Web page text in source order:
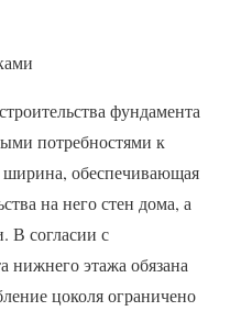
фундамента
потребностями к
ширина, обеспечивающая
на него стен дома, а
В согласии с
нижнего этажа обязана
цоколя ограничено